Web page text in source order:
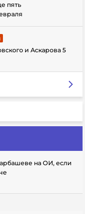
пять
и Аскарова 5
на ОИ, если